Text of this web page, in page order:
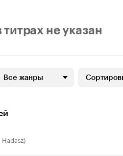
титрах не указан
Все жанры
Hadasz)